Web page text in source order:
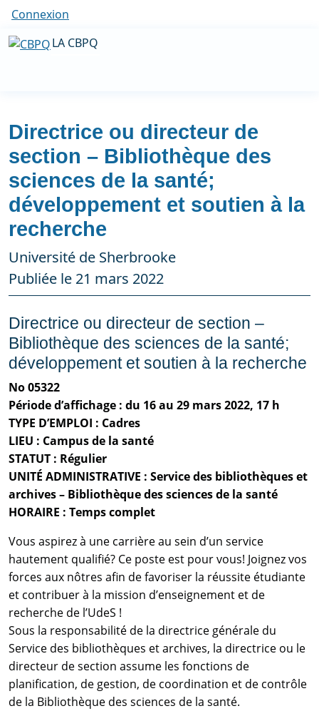
Connexion
LA CBPQ
Directrice ou directeur de
section – Bibliothèque des
sciences de la santé;
développement et soutien à la
recherche
Université de Sherbrooke
Publiée le 21 mars 2022
Directrice ou directeur de section –
Bibliothèque des sciences de la santé;
développement et soutien à la recherche
No 05322
Période d’affichage : du 16 au 29 mars 2022, 17 h
TYPE D’EMPLOI : Cadres
LIEU : Campus de la santé
STATUT : Régulier
UNITÉ ADMINISTRATIVE : Service des bibliothèques et
archives – Bibliothèque des sciences de la santé
HORAIRE : Temps complet
Vous aspirez à une carrière au sein d’un service
hautement qualifié? Ce poste est pour vous! Joignez vos
forces aux nôtres afin de favoriser la réussite étudiante
et contribuer à la mission d’enseignement et de
recherche de l’UdeS !
Sous la responsabilité de la directrice générale du
Service des bibliothèques et archives, la directrice ou le
directeur de section assume les fonctions de
planification, de gestion, de coordination et de contrôle
de la Bibliothèque des sciences de la santé.